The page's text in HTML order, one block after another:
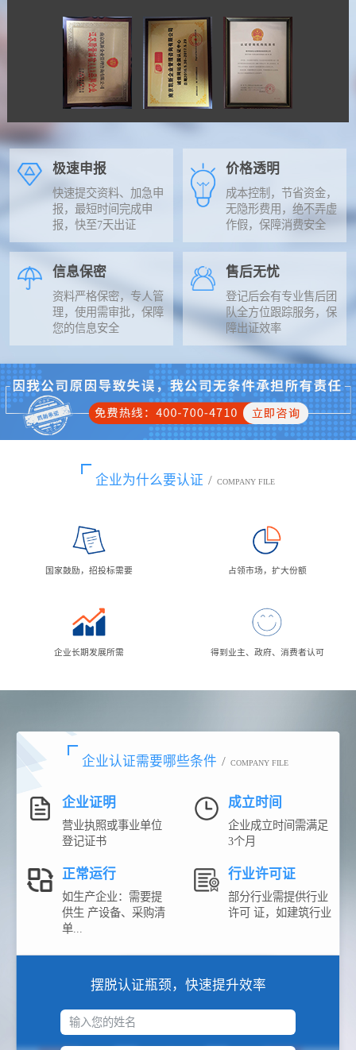
极速申报
快速提交资料、加急申
报，最短时间完成申
报，快至7天出证
价格透明
成本控制，节省资金，
无隐形费用，绝不弄虚
作假，保障消费安全
信息保密
资料严格保密，专人管
理，使用需审批，保障
您的信息安全
售后无忧
登记后会有专业售后团
队全方位跟踪服务，保
障出证效率
企业为什么要认证 / COMPANY FILE
国家鼓励，招投标需要 占领市场，扩大份额
企业长期发展所需 得到业主、政府、消费者认可
企业认证需要哪些条件 / COMPANY FILE
企业证明
营业执照或事业单位
登记证书
成立时间
企业成立时间需满足
3个月
正常运行
如生产企业：需要提
供生 产设备、采购清
单...
行业许可证
部分行业需提供行业
许可 证，如建筑行业
摆脱认证瓶颈，快速提升效率
输入您的姓名